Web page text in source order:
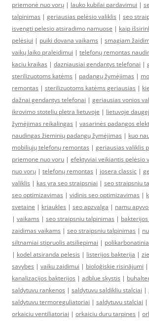
priemonė nuo vorų | lauko kubilai pardavimui |
talpinimas | geriausias pelėsio valiklis | seo
isvengti pelesio atsiradimo namuose | kaip
pelėsiui | puiki dovana vaikams | smagiam
vaikų laiko praleidimui | telefonų remontas
kaciu kraikas | dazniausiai gendantys telefonai |
sterilizuotoms katėms | padangų žymėjimas |
remontas | sterilizuotoms katėms geriausias |
dažnai gendantys telefonai | geriausias vonios
ikrovimo stoteliu pletra lietuvoje | lietuvoje
žymėjimas reikalingas | vasarinės padangos
naudingas žieminių padangų žymėjimas | kuo
mobiliųjų telefonų remontas | geriausias valiklis
priemone nuo voru | efektyviai veikiantis pelėsio
nuo vorų | telefonų remontas | josera classic |
valiklis | kas yra seo straipsniai | seo straipsniu
seo optimizavimas | vidinis seo optimizavimas |
svetaine | kriaukles | seo apzvalga | namu
| vaikams | seo straipsniu talpinimas |
zaidimas vaikams | seo straipsniu talpinimas |
siltnamiai stipruolis atsiliepimai |
| kodel atsiranda pelesis | listerijos bakterija |
savybes | vaiku zaidimui | bioloģiskie risinājumi |
kanalizacijos bakterijos | adblue skystis |
saldytuvu rankenos | saldytuvu saldikliu stalciai |
saldytuvu termoreguliatoriai | saldytuvu stalciai |
orkaiciu ventiliatoriai | orkaiciu duru tarpines |